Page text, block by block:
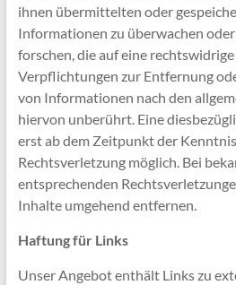
ihnen übermittelten oder
Informationen zu überwachen
forschen, die auf eine
Verpflichtungen zur Entfernung
von Informationen nach den
hiervon unberührt. Eine
erst ab dem Zeitpunkt der
Rechtsverletzung möglich. Bei
entsprechenden
Inhalte umgehend entfernen.
Haftung für Links
Unser Angebot enthält Links zu